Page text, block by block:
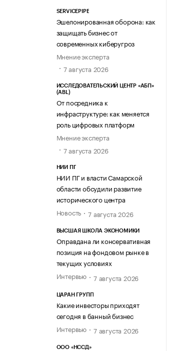
SERVICEPIPE
Эшелонированная оборона: как
защищать бизнес от
современных киберугроз
Мнение эксперта
7 августа 2026
ИССЛЕДОВАТЕЛЬСКИЙ ЦЕНТР «АБП»
(ABL)
От посредника к
инфраструктуре: как меняется
роль цифровых платформ
Мнение эксперта
7 августа 2026
НИИ ПГ
НИИ ПГ и власти Самарской
области обсудили развитие
исторического центра
Новость
7 августа 2026
ВЫСШАЯ ШКОЛА ЭКОНОМИКИ
Оправдана ли консервативная
позиция на фондовом рынке в
текущих условиях
Интервью
7 августа 2026
ЦАРАН ГРУПП
Какие инвесторы приходят
сегодня в банный бизнес
Интервью
7 августа 2026
ООО «НССД»